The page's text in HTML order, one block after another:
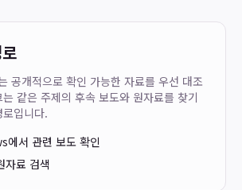
개적으로 확인 가능한 자료를 우선 대조
같은 주제의 후속 보도와 원자료를 찾기
입니다.
서 관련 보도 확인
자료 검색